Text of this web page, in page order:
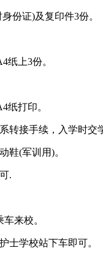
份证)及复印件3份。
纸上3份。
纸打印。
转接手续，入学时交
鞋(军训用)。
.
来校。
士学校站下车即可。